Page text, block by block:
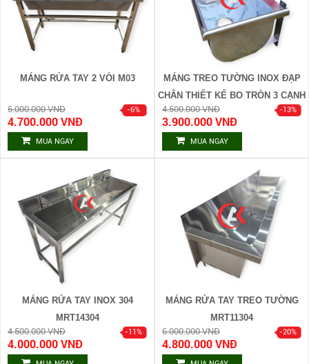
MÁNG RỬA TAY 2 VÒI M03
5.000.000 VNĐ
4.700.000 VNĐ
MUA NGAY
MÁNG TREO TƯỜNG INOX ĐẠP
CHÂN THIẾT KẾ BO TRÒN 3 CẠNH
4.500.000 VNĐ
3.900.000 VNĐ
MUA NGAY
MÁNG RỬA TAY INOX 304
MRT14304
4.500.000 VNĐ
4.000.000 VNĐ
MÁNG RỬA TAY TREO TƯỜNG
MRT11304
6.000.000 VNĐ
4.800.000 VNĐ